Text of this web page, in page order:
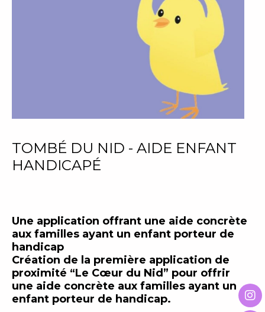
TOMBÉ DU NID - AIDE ENFANT
HANDICAPÉ
Une application offrant une aide concrète
aux familles ayant un enfant porteur de
handicap
Création de la première application de
proximité “Le Cœur du Nid” pour offrir
une aide concrète aux familles ayant un
enfant porteur de handicap.